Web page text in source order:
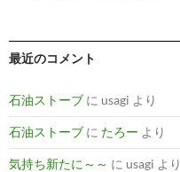
最近のコメント
石油ストーブ に usagi より
石油ストーブ に たろー より
気持ち新たに～～ に usagi より